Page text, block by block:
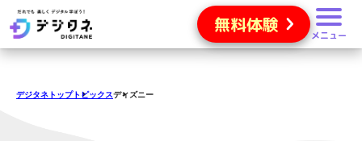
無料体験 メニュー
デジタネトップトピックスディズニー